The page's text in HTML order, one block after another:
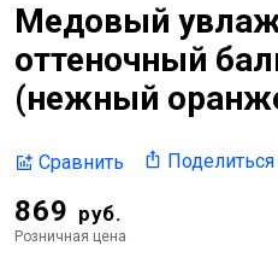
Медовый
оттеночный
(нежный
Сравнить Поделиться
869 руб.
Розничная цена